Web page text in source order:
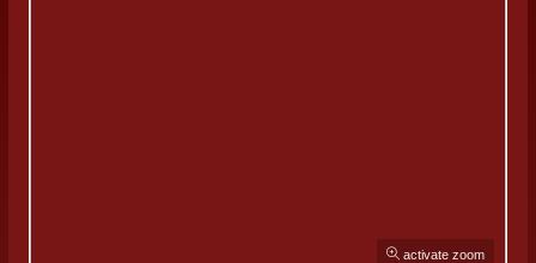
activate zoom